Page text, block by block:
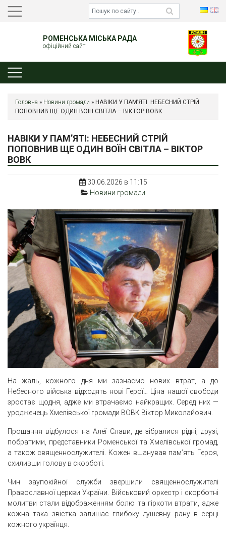
РОМЕНСЬКА МІСЬКА РАДА
офіційний сайт
Головна » Новини громади » НАВІКИ У ПАМ’ЯТІ: НЕБЕСНИЙ СТРІЙ
ПОПОВНИВ ЩЕ ОДИН ВОЇН СВІТЛА – ВІКТОР ВОВК
НАВІКИ У ПАМ’ЯТІ: НЕБЕСНИЙ СТРІЙ
ПОПОВНИВ ЩЕ ОДИН ВОЇН СВІТЛА – ВІКТОР
ВОВК
30.06.2026 в 11:15
Новини громади
На жаль, кожного дня ми зазнаємо нових втрат, а до
Небесного війська відходять нові Герої… Ціна нашої свободи
зростає щодня, адже ми втрачаємо найкращих. Серед них —
уродженець Хмелівської громади ВОВК Віктор Миколайович.
Прощання відбулося на Алеї Слави, де зібралися рідні, друзі,
побратими, представники Роменської та Хмелівської громад,
а також священнослужителі. Кожен вшанував пам’ять Героя,
схиливши голову в скорботі.
Чин заупокійної служби звершили священнослужителі
Православної церкви України. Військовий оркестр і скорботні
молитви стали відображенням болю та гіркоти втрати, адже
кожна така звістка залишає глибоку душевну рану в серці
кожного українця.